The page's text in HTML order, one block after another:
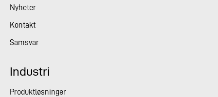
Nyheter
Kontakt
Samsvar
Industri
Produktløsninger